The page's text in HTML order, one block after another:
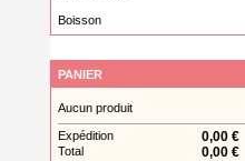
Boisson
PANIER
Aucun produit
Expédition 0,00 €
Total 0,00 €